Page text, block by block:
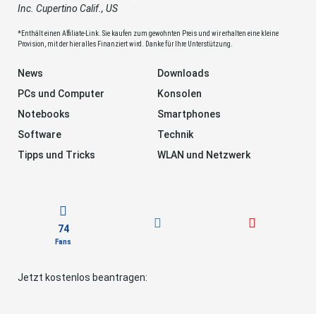
Inc. Cupertino Calif., US
*Enthält einen Affiliate-Link. Sie kaufen zum gewohnten Preis und wir erhalten eine kleine
Provision, mit der hier alles Finanziert wird. Danke für Ihre Unterstützung.
News
Downloads
PCs und Computer
Konsolen
Notebooks
Smartphones
Software
Technik
Tipps und Tricks
WLAN und Netzwerk
74
Fans
Jetzt kostenlos beantragen: